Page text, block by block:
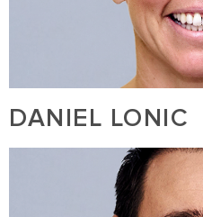
DANIEL LONIC